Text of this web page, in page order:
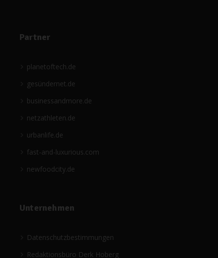
Partner
planetoftech.de
gesündernet.de
businessandmore.de
netzathleten.de
urbanlife.de
fast-and-luxurious.com
newfoodcity.de
Unternehmen
Datenschutzbestimmungen
Redaktionsbüro Derk Hoberg